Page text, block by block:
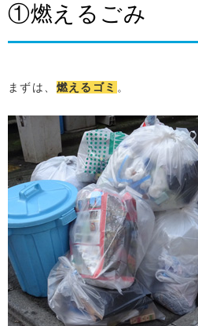
①燃えるごみ
まずは、 燃えるゴミ 。